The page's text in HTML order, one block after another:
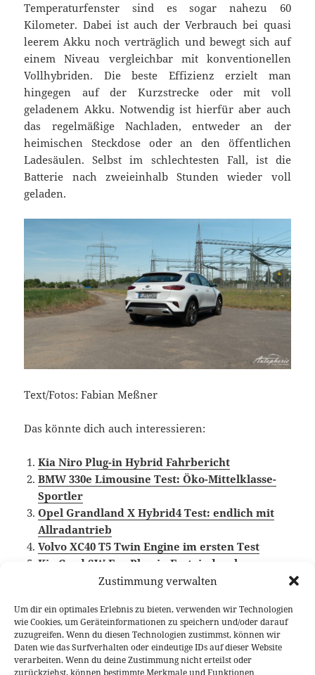
Zustimmung verwalten
Um dir ein optimales Erlebnis zu bieten, verwenden wir Technologien
wie Cookies, um Geräteinformationen zu speichern und/oder darauf
zuzugreifen. Wenn du diesen Technologien zustimmst, können wir
Daten wie das Surfverhalten oder eindeutige IDs auf dieser Website
verarbeiten. Wenn du deine Zustimmung nicht erteilst oder
zurückziehst, können bestimmte Merkmale und Funktionen
Temperaturfenster sind es sogar nahezu 60
Kilometer. Dabei ist auch der Verbrauch bei quasi
leerem Akku noch verträglich und bewegt sich auf
einem Niveau vergleichbar mit konventionellen
Vollhybriden. Die beste Effizienz erzielt man
hingegen auf der Kurzstrecke oder mit voll
geladenem Akku. Notwendig ist hierfür aber auch
das regelmäßige Nachladen, entweder an der
heimischen Steckdose oder an den öffentlichen
Ladesäulen. Selbst im schlechtesten Fall, ist die
Batterie nach zweieinhalb Stunden wieder voll
geladen.
Text/Fotos: Fabian Meßner
Das könnte dich auch interessieren:
Kia Niro Plug-in Hybrid Fahrbericht
BMW 330e Limousine Test: Öko-Mittelklasse-
Sportler
Opel Grandland X Hybrid4 Test: endlich mit
Allradantrieb
Volvo XC40 T5 Twin Engine im ersten Test
Kia Ceed SW Eco Plug-in Ersteindruck
Veröffentlicht
am
25. Juni 2020 Autor
Fabian Meßner Kategorien
Fahrberichte Schlagwörter
Kia,
Plug-in Hybrid,Video Fahrbericht
Beitragsnavigation